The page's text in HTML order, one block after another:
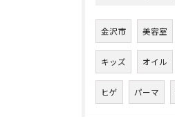
金沢市 美容室
キッズ オイル
ヒゲ パーマ